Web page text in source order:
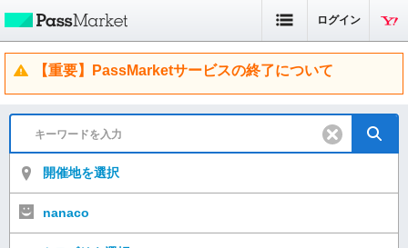
ログイン
【重要】PassMarketサービスの終了について
開催地を選択
nanaco